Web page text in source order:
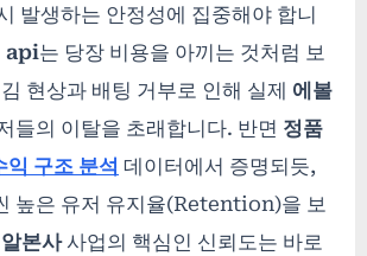
발생하는 안정성에 집중해야 합니
api는 당장 비용을 아끼는 것처럼 보
현상과 배팅 거부로 인해 실제 에볼
들의 이탈을 초래합니다. 반면 정품
익 구조 분석 데이터에서 증명되듯,
높은 유저 유지율(Retention)을 보
본사사업의 핵심인 신뢰도는 바로